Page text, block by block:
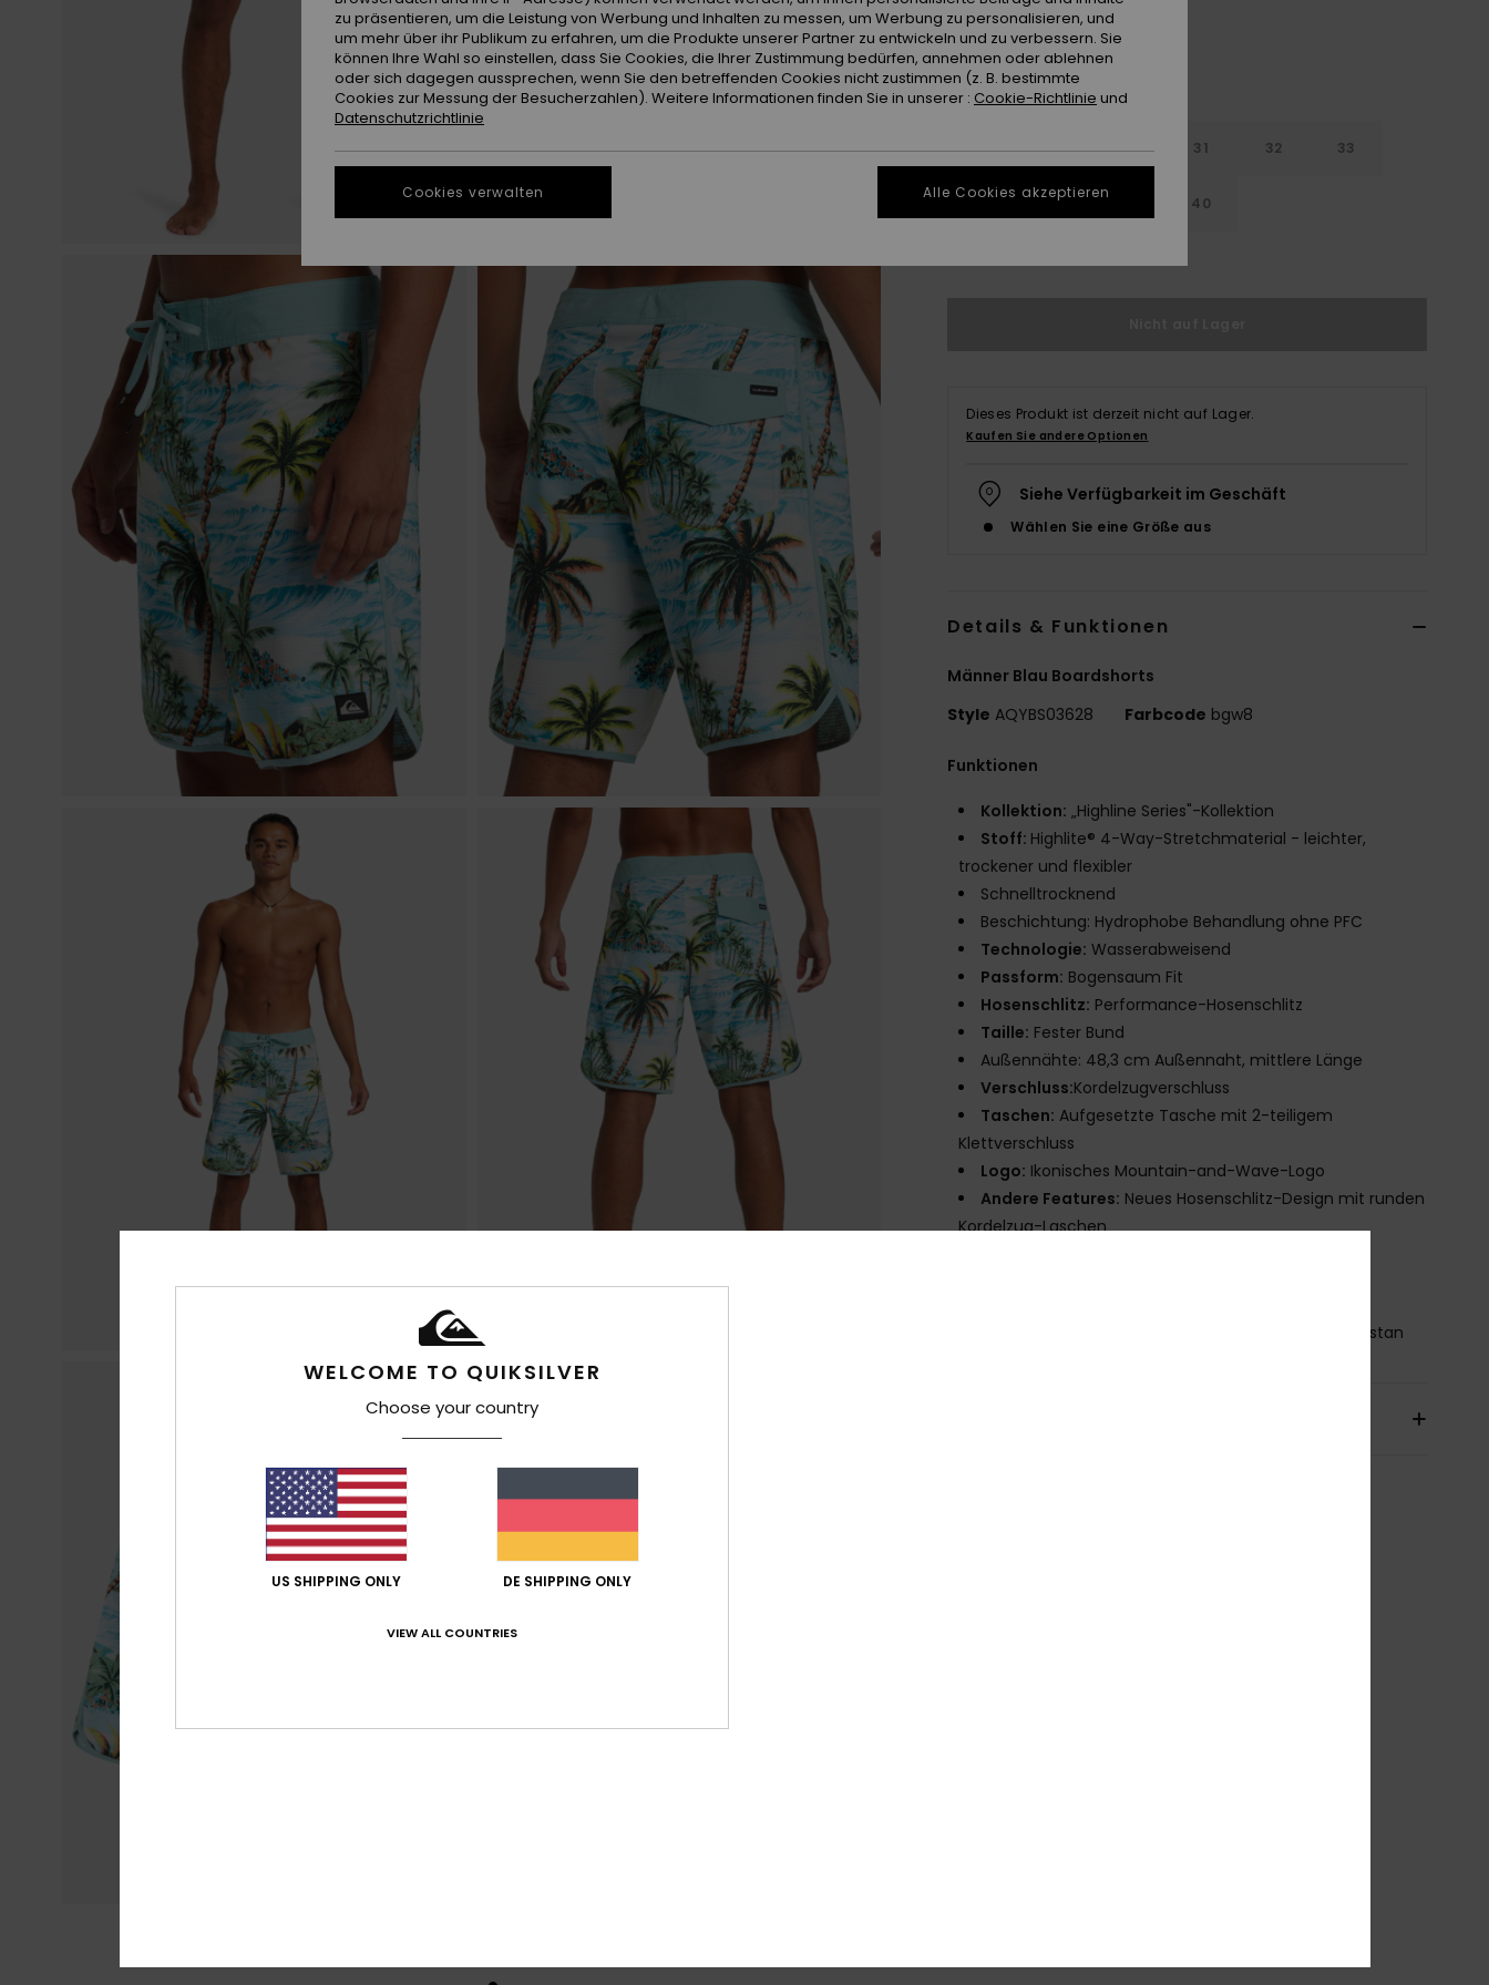
28 29 30 31 32 33
34 36 40
Dieses Produkt ist derzeit nicht auf Lager.
Kaufen Sie andere Optionen
Siehe Verfügbarkeit im Geschäft
Wählen Sie eine Größe aus
Details & Funktionen
Männer Blau Boardshorts
Style AQYBS03628 Farbcode bgw8
Funktionen
Kollektion: „Highline Series"-Kollektion
Stoff: Highlite® 4-Way-Stretchmaterial - leichter,
trockener und flexibler
Schnelltrocknend
Beschichtung: Hydrophobe Behandlung ohne PFC
Technologie: Wasserabweisend
Passform: Bogensaum Fit
Hosenschlitz: Performance-Hosenschlitz
Taille: Fester Bund
Außennähte: 48,3 cm Außennaht, mittlere Länge
Verschluss:Kordelzugverschluss
Taschen: Aufgesetzte Tasche mit 2-teiligem
Klettverschluss
Logo: Ikonisches Mountain-and-Wave-Logo
Andere Features: Neues Hosenschlitz-Design mit runden
Kordelzug-Laschen
88 % recyceltes Polyester, 12 % Elastan
WELCOME TO QUIKSILVER
Choose your country
US SHIPPING ONLY DE SHIPPING ONLY
VIEW ALL COUNTRIES
zu präsentieren, um die Leistung von Werbung und Inhalten zu messen, um Werbung zu personalisieren, und
um mehr über ihr Publikum zu erfahren, um die Produkte unserer Partner zu entwickeln und zu verbessern. Sie
können Ihre Wahl so einstellen, dass Sie Cookies, die Ihrer Zustimmung bedürfen, annehmen oder ablehnen
oder sich dagegen aussprechen, wenn Sie den betreffenden Cookies nicht zustimmen (z. B. bestimmte
Cookies zur Messung der Besucherzahlen). Weitere Informationen finden Sie in unserer : Cookie-Richtlinie und
Datenschutzrichtlinie
Cookies verwalten Alle Cookies akzeptieren